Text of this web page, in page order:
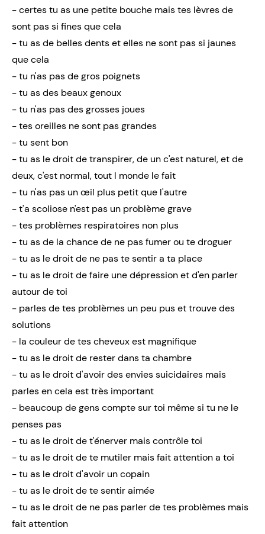
- certes tu as une petite bouche mais tes lèvres de
sont pas si fines que cela
- tu as de belles dents et elles ne sont pas si jaunes
que cela
- tu n'as pas de gros poignets
- tu as des beaux genoux
- tu n'as pas des grosses joues
- tes oreilles ne sont pas grandes
- tu sent bon
- tu as le droit de transpirer, de un c'est naturel, et de
deux, c'est normal, tout l monde le fait
- tu n'as pas un œil plus petit que l'autre
- t'a scoliose n'est pas un problème grave
- tes problèmes respiratoires non plus
- tu as de la chance de ne pas fumer ou te droguer
- tu as le droit de ne pas te sentir a ta place
- tu as le droit de faire une dépression et d'en parler
autour de toi
- parles de tes problèmes un peu pus et trouve des
solutions
- la couleur de tes cheveux est magnifique
- tu as le droit de rester dans ta chambre
- tu as le droit d'avoir des envies suicidaires mais
parles en cela est très important
- beaucoup de gens compte sur toi même si tu ne le
penses pas
- tu as le droit de t'énerver mais contrôle toi
- tu as le droit de te mutiler mais fait attention a toi
- tu as le droit d'avoir un copain
- tu as le droit de te sentir aimée
- tu as le droit de ne pas parler de tes problèmes mais
fait attention